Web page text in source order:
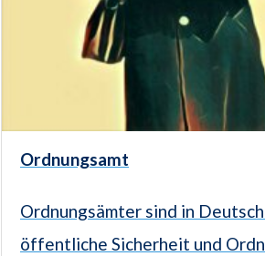
Ordnungsamt
Ordnungsämter sind in
öffentliche Sicherheit und